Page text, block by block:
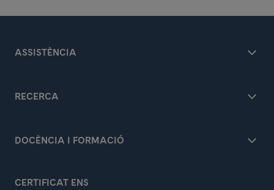
ASSISTÈNCIA
RECERCA
DOCÈNCIA I FORMACIÓ
CERTIFICAT ENS